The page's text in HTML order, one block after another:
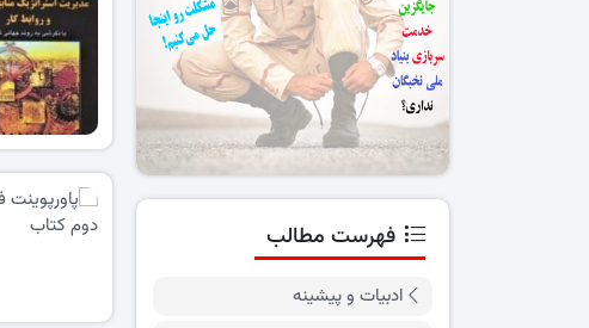
فهرست مطالب
ادبیات و پیشینه